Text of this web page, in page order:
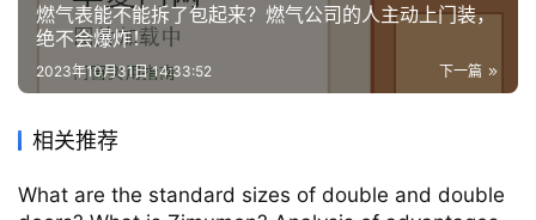
燃气表能不能拆了包起来？燃气公司的人主动上门装，
绝不会爆炸！
下一篇
2023年10月31日 14:33:52
相关推荐
What are the standard sizes of double and double